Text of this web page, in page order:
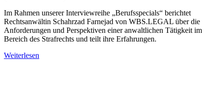
Im Rahmen unserer Interviewreihe „Berufsspecials“ berichtet
Rechtsanwältin Schahrzad Farnejad von WBS.LEGAL über die
Anforderungen und Perspektiven einer anwaltlichen Tätigkeit im
Bereich des Strafrechts und teilt ihre Erfahrungen.
Weiterlesen